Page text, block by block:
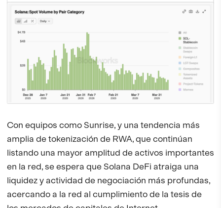
Con equipos como Sunrise, y una tendencia más
amplia de tokenización de RWA, que continúan
listando una mayor amplitud de activos importantes
en la red, se espera que Solana DeFi atraiga una
liquidez y actividad de negociación más profundas,
acercando a la red al cumplimiento de la tesis de